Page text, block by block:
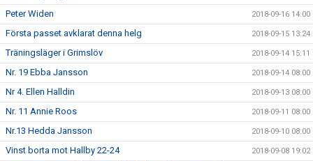
Peter Widen 2018-09-16 14:00
Första passet avklarat denna helg 2018-09-15 13:24
Träningsläger i Grimslöv 2018-09-14 15:11
Nr. 19 Ebba Jansson 2018-09-14 08:00
Nr 4. Ellen Halldin 2018-09-13 08:00
Nr. 11 Annie Roos 2018-09-11 08:00
Nr.13 Hedda Jansson 2018-09-10 08:00
Vinst borta mot Hallby 22-24 2018-09-08 19:02